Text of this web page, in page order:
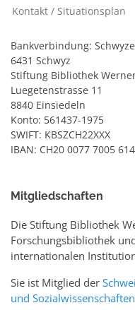
Kontakt / Situationsplan
Bankverbindung:
6431 Schwyz
Stiftung Bibliothek
Luegetenstrasse 11
8840 Einsiedeln
Konto: 561437-1975
SWIFT: KBSZCH22XXX
IBAN: CH20 0077 7005
Mitgliedschaften
Die Stiftung Bibliothek
Forschungsbibliothek
internationalen
Sie ist Mitglied der
und Sozialwissenschaften